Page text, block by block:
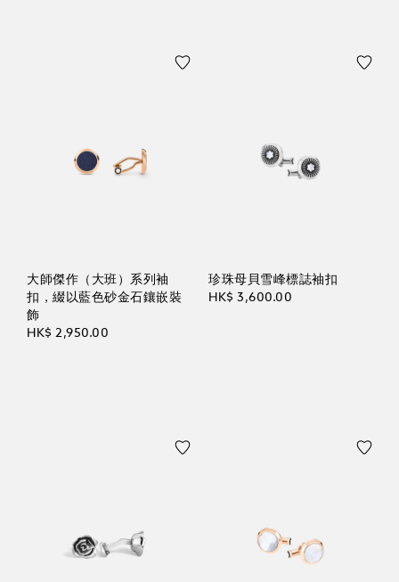
大師傑作（大班）系列袖
扣，綴以藍色砂金石鑲嵌裝
飾
HK$ 2,950.00
珍珠母貝雪峰標誌袖扣
HK$ 3,600.00